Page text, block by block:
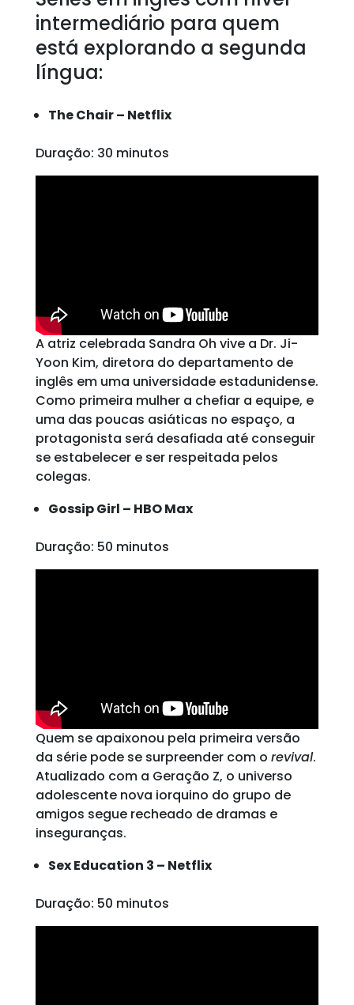
intermediário para quem
está explorando a segunda
língua:
The Chair – Netflix
Duração: 30 minutos
A atriz celebrada Sandra Oh vive a Dr. Ji-
Yoon Kim, diretora do departamento de
inglês em uma universidade estadunidense.
Como primeira mulher a chefiar a equipe, e
uma das poucas asiáticas no espaço, a
protagonista será desafiada até conseguir
se estabelecer e ser respeitada pelos
colegas.
Gossip Girl – HBO Max
Duração: 50 minutos
Quem se apaixonou pela primeira versão
da série pode se surpreender com o revival.
Atualizado com a Geração Z, o universo
adolescente nova iorquino do grupo de
amigos segue recheado de dramas e
inseguranças.
Sex Education 3 – Netflix
Duração: 50 minutos